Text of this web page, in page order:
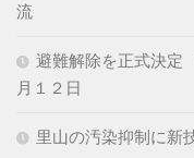
流
避難解除を正式決定
月１２日
里山の汚染抑制に